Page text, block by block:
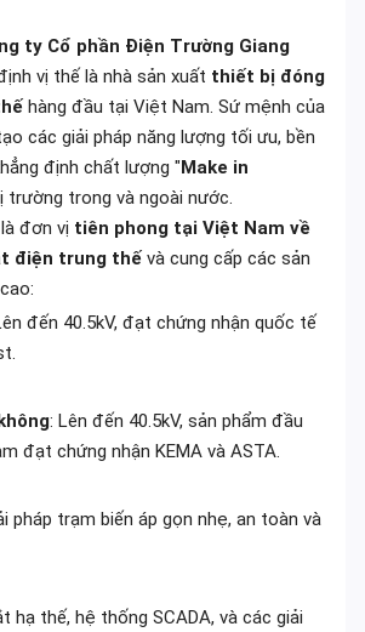
ty Cổ phần Điện Trường Giang
vị thế là nhà sản xuất thiết bị đóng
hàng đầu tại Việt Nam. Sứ mệnh của
các giải pháp năng lượng tối ưu, bền
định chất lượng "Make in
trường trong và ngoài nước.
đơn vị tiên phong tại Việt Nam về
điện trung thế và cung cấp các sản
đến 40.5kV, đạt chứng nhận quốc tế
: Lên đến 40.5kV, sản phẩm đầu
đạt chứng nhận KEMA và ASTA.
pháp trạm biến áp gọn nhẹ, an toàn và
hạ thế, hệ thống SCADA, và các giải